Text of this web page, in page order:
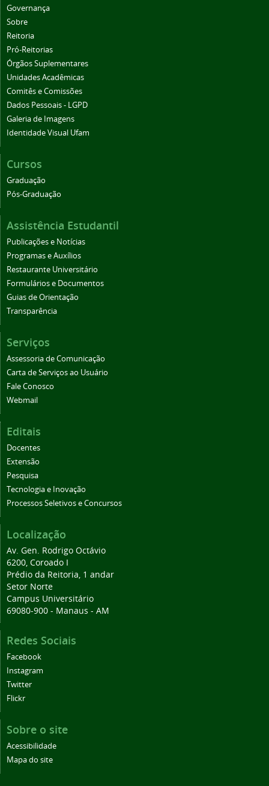
Governança
Sobre
Reitoria
Pró-Reitorias
Órgãos Suplementares
Unidades Acadêmicas
Comitês e Comissões
Dados Pessoais - LGPD
Galeria de Imagens
Identidade Visual Ufam
Cursos
Graduação
Pós-Graduação
Assistência Estudantil
Publicações e Notícias
Programas e Auxílios
Restaurante Universitário
Formulários e Documentos
Guias de Orientação
Transparência
Serviços
Assessoria de Comunicação
Carta de Serviços ao Usuário
Fale Conosco
Webmail
Editais
Docentes
Extensão
Pesquisa
Tecnologia e Inovação
Processos Seletivos e Concursos
Localização
Av. Gen. Rodrigo Octávio
6200, Coroado I
Prédio da Reitoria, 1 andar
Setor Norte
Campus Universitário
69080-900 - Manaus - AM
Redes Sociais
Facebook
Instagram
Twitter
Flickr
Sobre o site
Acessibilidade
Mapa do site